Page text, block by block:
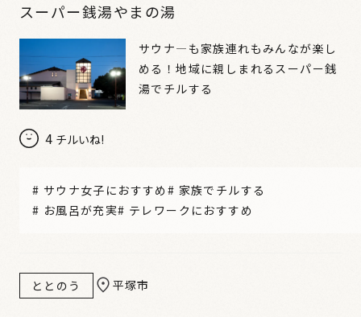
スーパー銭湯やまの湯
4 チルいね!
サウナ―も家族連れもみんなが楽し
める！地域に親しまれるスーパー銭
湯でチルする
# サウナ女子におすすめ # 家族でチルする
# お風呂が充実# テレワークにおすすめ
ととのう 平塚市